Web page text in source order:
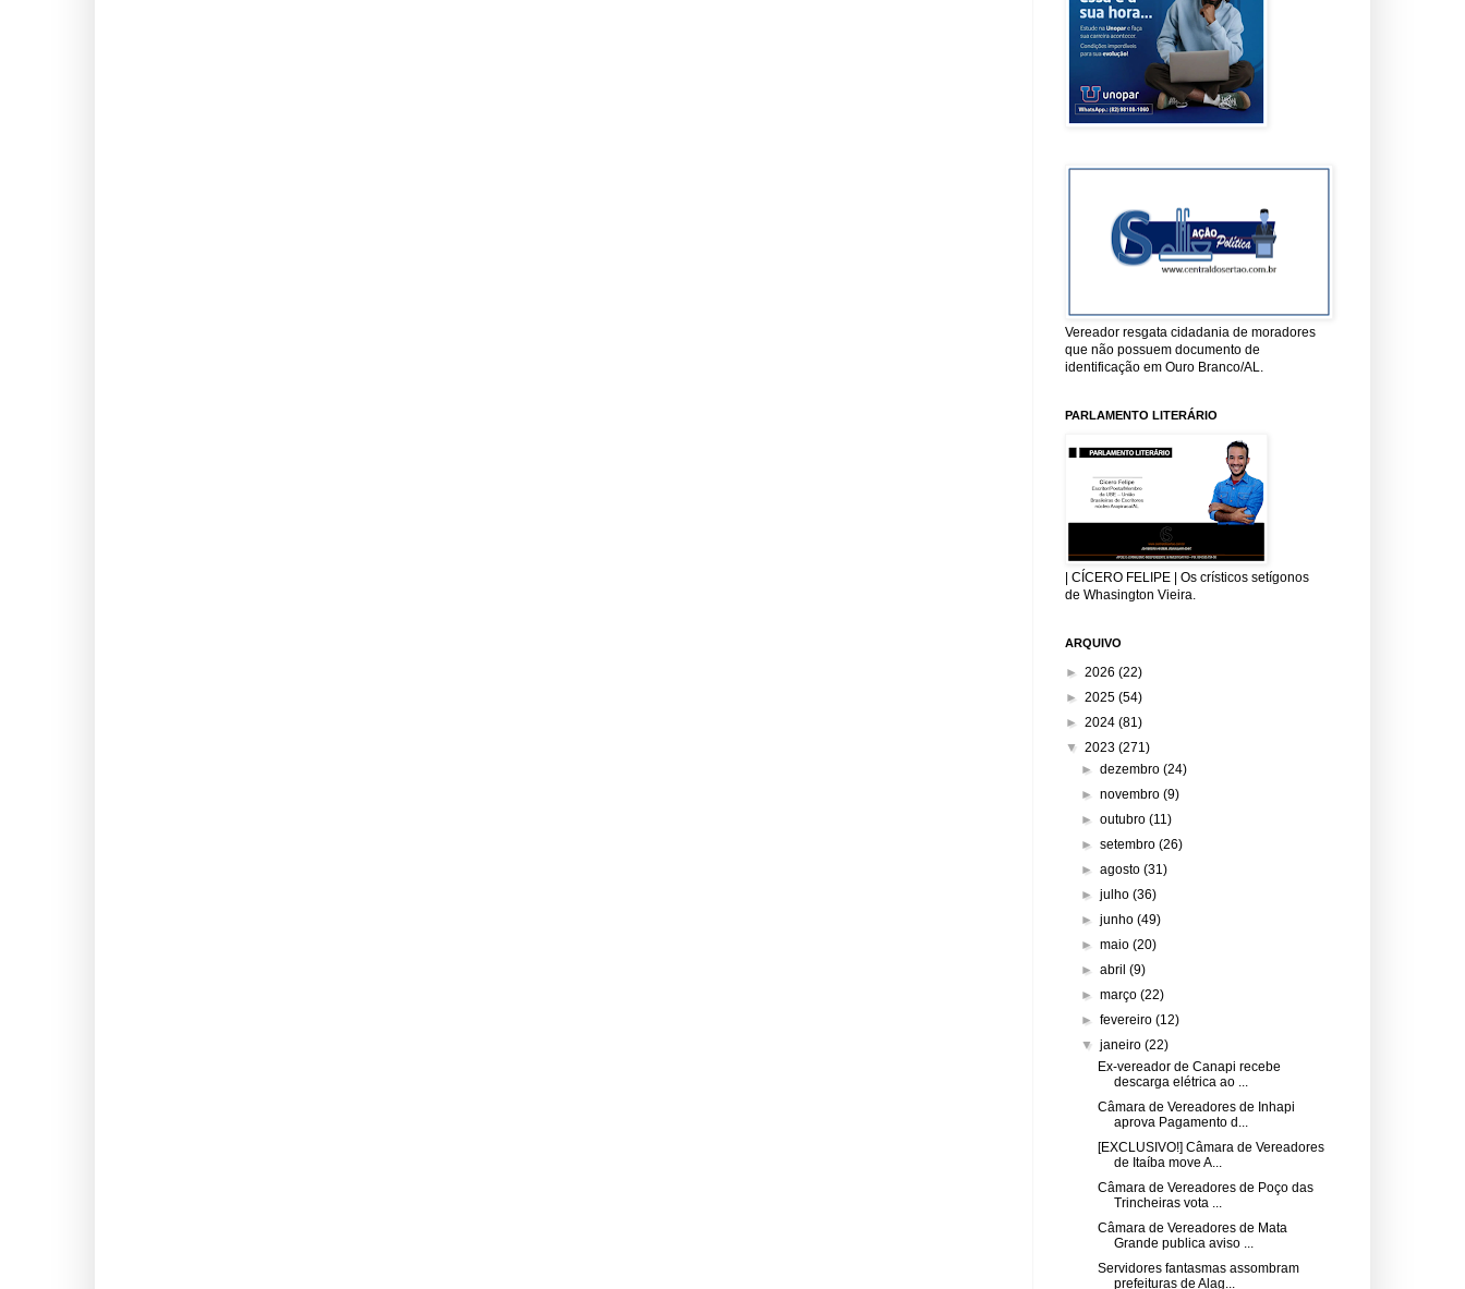
Vereador resgata cidadania de moradores
que não possuem documento de
identificação em Ouro Branco/AL.
PARLAMENTO LITERÁRIO
| CÍCERO FELIPE | Os crísticos setígonos
de Whasington Vieira.
ARQUIVO
► 2026 (22)
► 2025 (54)
► 2024 (81)
▼ 2023 (271)
►dezembro(24)
►novembro(9)
►outubro(11)
►setembro(26)
►agosto(31)
►julho(36)
►junho(49)
►maio(20)
►abril(9)
►março(22)
►fevereiro(12)
▼janeiro(22)
Ex-vereador de Canapi recebe
descarga elétrica ao ...
Câmara de Vereadores de Inhapi
aprova Pagamento d...
[EXCLUSIVO!] Câmara de Vereadores
de Itaíba move A...
Câmara de Vereadores de Poço das
Trincheiras vota ...
Câmara de Vereadores de Mata
Grande publica aviso ...
Servidores fantasmas assombram
prefeituras de Alag...